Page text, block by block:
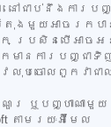
នៅជាប់នឹងការប
មួយអាចរកបាន
ប្រសិនបើអាចអ
មានការបញ្ជា
បចោលពួកវាជា
រ ឬបញ្ហាណាមួយ
តាមរយៈអ៊ីមែល